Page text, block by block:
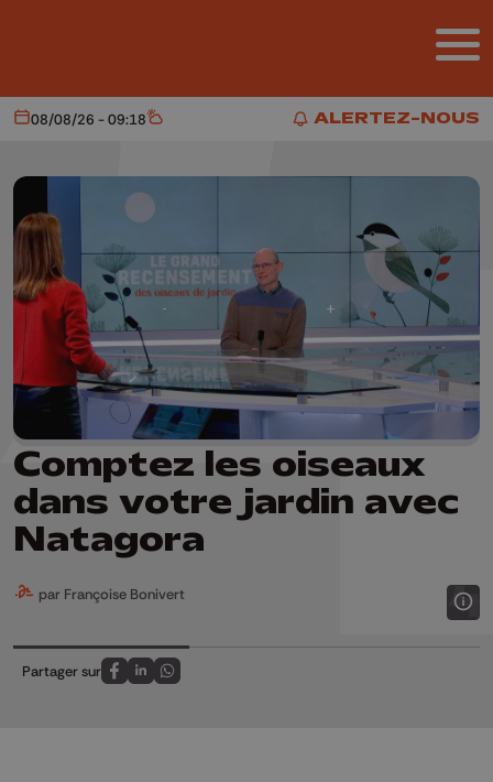
ALERTEZ-NOUS
ALERTEZ-NOUS
Aujourd'hui
08/08/26 - 09:18 Météo
Comptez les oiseaux
dans votre jardin avec
Natagora
par Françoise Bonivert
Partager sur
Partagez sur FaceBook
Partagez sur LinkedIn
Partagez sur Whatsapp